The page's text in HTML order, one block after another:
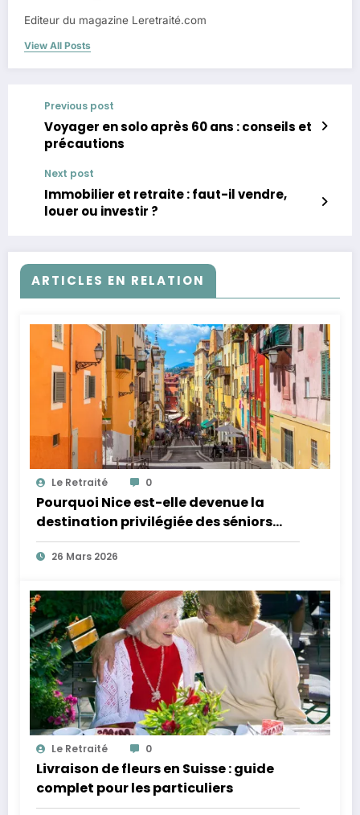
Editeur du magazine Leretraité.com
View All Posts
Previous post
Voyager en solo après 60 ans : conseils et
précautions
Next post
Immobilier et retraite : faut-il vendre,
louer ou investir ?
ARTICLES EN RELATION
Le Retraité 0
Pourquoi Nice est-elle devenue la
destination privilégiée des séniors
pour une retraite active et
ensoleillée ?
26 Mars 2026
Le Retraité 0
Livraison de fleurs en Suisse : guide
complet pour les particuliers